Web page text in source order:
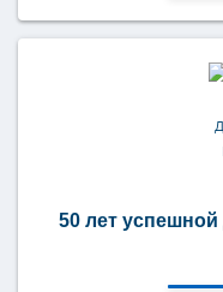
50 лет